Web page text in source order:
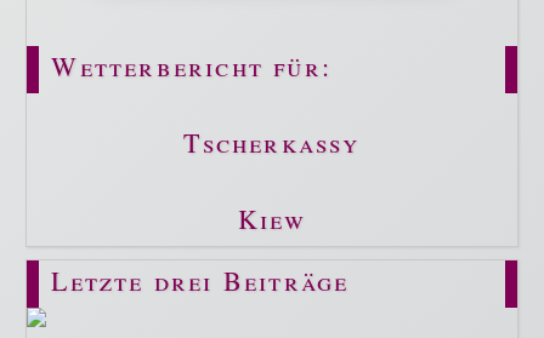
Wetterbericht für:
Tscherkassy
Kiew
Letzte drei Beiträge